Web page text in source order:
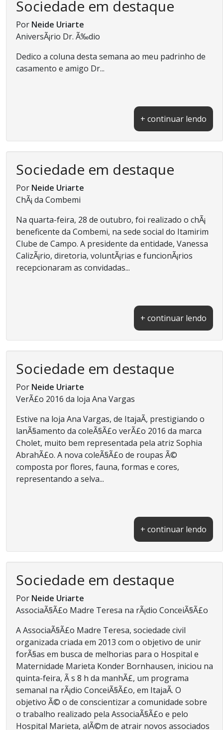
Sociedade em destaque
Por Neide Uriarte
AniversÃ¡rio Dr. Ã‰dio
Dedico a coluna desta semana ao meu padrinho de
casamento e amigo Dr...
+ continuar lendo
Sociedade em destaque
Por Neide Uriarte
ChÃ¡ da Combemi
Na quarta-feira, 28 de outubro, foi realizado o chÃ¡
beneficente da Combemi, na sede social do Itamirim
Clube de Campo. A presidente da entidade, Vanessa
CalizÃ¡rio, diretoria, voluntÃ¡rias e funcionÃ¡rios
recepcionaram as convidadas...
+ continuar lendo
Sociedade em destaque
Por Neide Uriarte
VerÃ£o 2016 da loja Ana Vargas
Estive na loja Ana Vargas, de ItajaÃ­, prestigiando o
lanÃ§amento da coleÃ§Ã£o verÃ£o 2016 da marca
Cholet, muito bem representada pela atriz Sophia
AbrahÃ£o. A nova coleÃ§Ã£o de roupas Ã©
composta por flores, fauna, formas e cores,
representando a selva...
+ continuar lendo
Sociedade em destaque
Por Neide Uriarte
AssociaÃ§Ã£o Madre Teresa na rÃ¡dio ConceiÃ§Ã£o
A AssociaÃ§Ã£o Madre Teresa, sociedade civil
organizada criada em 2013 com o objetivo de unir
forÃ§as em busca de melhorias para o Hospital e
Maternidade Marieta Konder Bornhausen, iniciou na
quinta-feira, Ã s 8 h da manhÃ£, um programa
semanal na rÃ¡dio ConceiÃ§Ã£o, em ItajaÃ­. O
objetivo Ã© o de conscientizar a comunidade sobre
o trabalho realizado pela AssociaÃ§Ã£o e pelo
Hospital Marieta, alÃ©m de atrair novos associados